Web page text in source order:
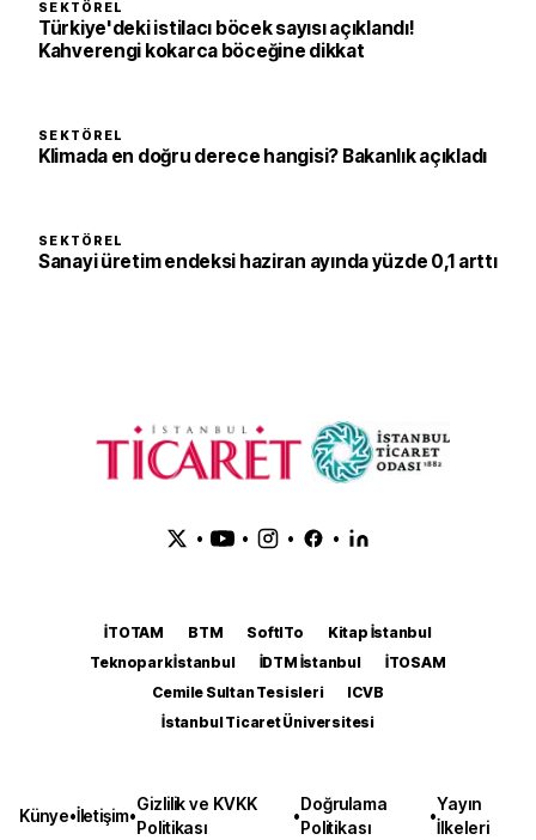
SEKTÖREL
Türkiye'deki istilacı böcek sayısı açıklandı!
Kahverengi kokarca böceğine dikkat
SEKTÖREL
Klimada en doğru derece hangisi? Bakanlık açıkladı
SEKTÖREL
Sanayi üretim endeksi haziran ayında yüzde 0,1 arttı
• • • •
İTOTAM BTM SoftITo
Kitap İstanbul
Teknopark İstanbul
İDTM İstanbul
İTOSAM
Cemile Sultan Tesisleri
ICVB
İstanbul Ticaret Üniversitesi
Künye•İletişim•
Gizlilik ve KVKK
Politikası
•
Doğrulama
Politikası
•
Yayın
İlkeleri